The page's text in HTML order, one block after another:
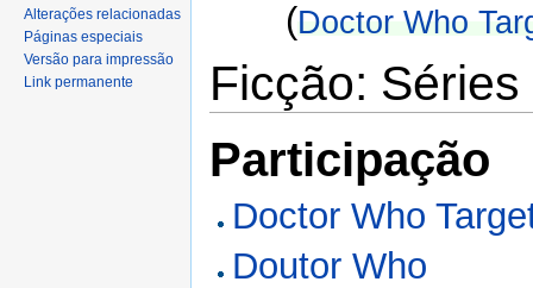
(Doctor Who
Ficção: Séries
Participação
Doctor Who
Doutor Who
Alterações relacionadas
Páginas especiais
Versão para impressão
Link permanente